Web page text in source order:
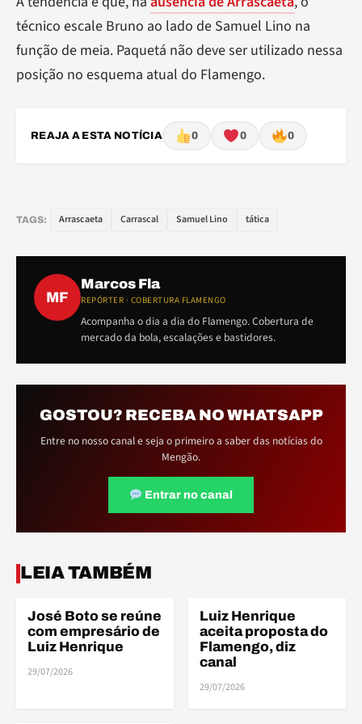
técnico escale Bruno ao lado de Samuel Lino na
função de meia. Paquetá não deve ser utilizado nessa
posição no esquema atual do Flamengo.
REAJA A ESTA NOTÍCIA 0 0 0
TAGS: Arrascaeta Carrascal Samuel Lino tática
MF
Marcos Fla
REPÓRTER · COBERTURA FLAMENGO
Acompanha o dia a dia do Flamengo. Cobertura de
mercado da bola, escalações e bastidores.
GOSTOU? RECEBA NO WHATSAPP
Entre no nosso canal e seja o primeiro a saber das notícias do
Mengão.
Entrar no canal
LEIA TAMBÉM
ELE
ELENCO
José Boto se reúne
com empresário de
Luiz Henrique
29/07/2026
ELENCO
Luiz Henrique
aceita proposta do
Flamengo, diz
canal
29/07/2026